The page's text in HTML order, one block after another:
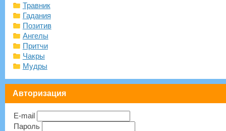
Травник
Гадания
Позитив
Ангелы
Притчи
Чакры
Мудры
Авторизация
E-mail
Пароль